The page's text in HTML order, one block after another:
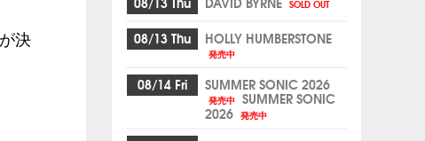
決
SOLD OUT
08/13 Thu HOLLY HUMBERSTONE
発売中
08/14 Fri SUMMER SONIC 2026
発売中 SUMMER SONIC
2026 発売中